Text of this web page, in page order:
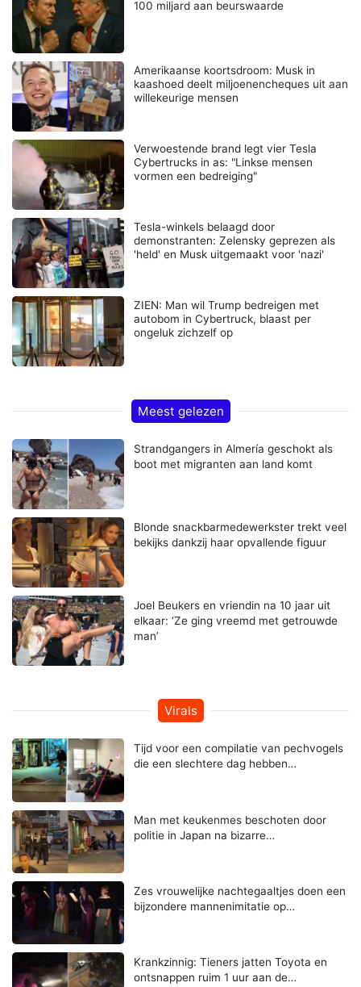
100 miljard aan beurswaarde
Amerikaanse koortsdroom: Musk in
kaashoed deelt miljoenencheques uit aan
willekeurige mensen
Verwoestende brand legt vier Tesla
Cybertrucks in as: "Linkse mensen
vormen een bedreiging"
Tesla-winkels belaagd door
demonstranten: Zelensky geprezen als
'held' en Musk uitgemaakt voor 'nazi'
ZIEN: Man wil Trump bedreigen met
autobom in Cybertruck, blaast per
ongeluk zichzelf op
Meest gelezen
Strandgangers in Almería geschokt als
boot met migranten aan land komt
Blonde snackbarmedewerkster trekt veel
bekijks dankzij haar opvallende figuur
Joel Beukers en vriendin na 10 jaar uit
elkaar: ‘Ze ging vreemd met getrouwde
man’
Virals
Tijd voor een compilatie van pechvogels
die een slechtere dag hebben…
Man met keukenmes beschoten door
politie in Japan na bizarre…
Zes vrouwelijke nachtegaaltjes doen een
bijzondere mannenimitatie op…
Krankzinnig: Tieners jatten Toyota en
ontsnappen ruim 1 uur aan de…